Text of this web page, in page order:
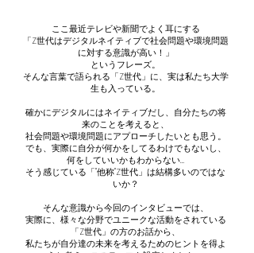
ここ最近テレビや新聞でよく耳にする
「Z世代はデジタルネイティブで社会問題や環境問題
に対する意識が高い！」
というフレーズ。
そんな言葉で語られる「Z世代」に、実は私たち大学
生も入っている。
確かにデジタルにはネイティブだし、自分たちの将
来のことを考えると、
社会問題や環境問題にアプローチしたいとも思う。
​でも、実際に自分が何かをしてるわけでもないし、
何をしていいかもわからない…
そう感じている「"他称"Z世代」は結構多いのではな
いか？
​そんな意識から今回のインタビューでは、
実際に、様々な分野でユニークな活動をされている
「Z世代」の方のお話から、
私たちが自分達の未来を考えるためのヒントを得よ